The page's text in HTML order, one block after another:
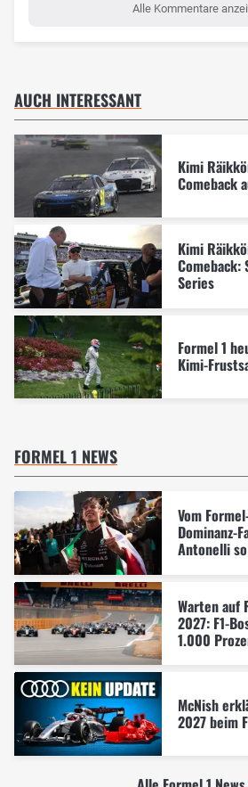
Alle Kommentare
AUCH INTERESSANT
Kimi
Comeback
Kimi
Comeback:
Series
Formel 1
Kimi-
FORMEL 1 NEWS
Vom
Dominanz-
Antonelli
Warten auf
2027: F1-
1.000
McNish
2027 beim